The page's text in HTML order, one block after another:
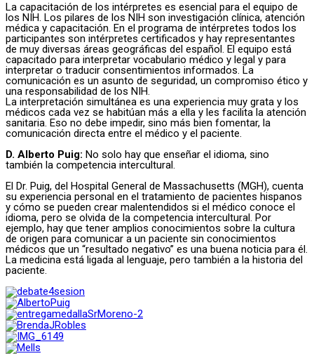
La capacitación de los intérpretes es esencial para el equipo de
los NIH. Los pilares de los NIH son investigación clínica, atención
médica y capacitación. En el programa de intérpretes todos los
participantes son intérpretes certificados y hay representantes
de muy diversas áreas geográficas del español. El equipo está
capacitado para interpretar vocabulario médico y legal y para
interpretar o traducir consentimientos informados. La
comunicación es un asunto de seguridad, un compromiso ético y
una responsabilidad de los NIH.
La interpretación simultánea es una experiencia muy grata y los
médicos cada vez se habitúan más a ella y les facilita la atención
sanitaria. Eso no debe impedir, sino más bien fomentar, la
comunicación directa entre el médico y el paciente.
D. Alberto Puig: No solo hay que enseñar el idioma, sino
también la competencia intercultural.
El Dr. Puig, del Hospital General de Massachusetts (MGH), cuenta
su experiencia personal en el tratamiento de pacientes hispanos
y cómo se pueden crear malentendidos si el médico conoce el
idioma, pero se olvida de la competencia intercultural. Por
ejemplo, hay que tener amplios conocimientos sobre la cultura
de origen para comunicar a un paciente sin conocimientos
médicos que un “resultado negativo” es una buena noticia para él.
La medicina está ligada al lenguaje, pero también a la historia del
paciente.